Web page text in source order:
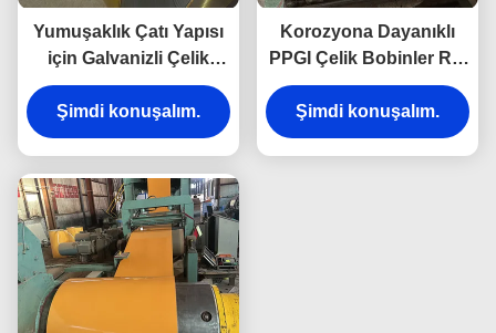
Yumuşaklık Çatı Yapısı
için Galvanizli Çelik
Renkli Kaplama Bobini
Ppgi Çelik Bobinleri
Şimdi konuşalım.
Korozyona Dayanıklı
PPGI Çelik Bobinler Ral
Renkli Galvanizli Çelik
Bobinler
Şimdi konuşalım.